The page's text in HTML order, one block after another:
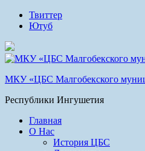
Твиттер
Ютуб
МКУ «ЦБС Малгобекского
Республики Ингушетия
Главная
О Нас
История ЦБС